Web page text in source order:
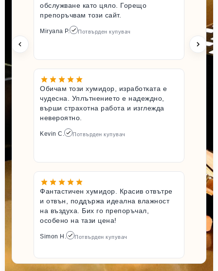
обслужване като цяло. Горещо
препоръчвам този сайт.
Miryana P. Потвърден купувач
Обичам този хумидор, изработката е
чудесна. Уплътнението е надеждно,
върши страхотна работа и изглежда
невероятно.
Kevin C. Потвърден купувач
Фантастичен хумидор. Красив отвътре
и отвън, поддържа идеална влажност
на въздуха. Бих го препоръчал,
особено на тази цена!
Simon H. Потвърден купувач